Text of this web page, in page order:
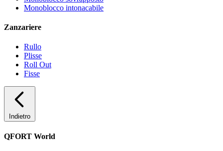
Monoblocco intonacabile
Zanzariere
Rullo
Plisse
Roll Out
Fisse
Indietro
QFORT World